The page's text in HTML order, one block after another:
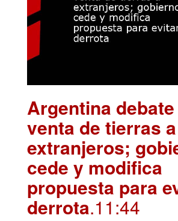
Argentina
venta de tierras a
extranjeros;
cede y modifica
propuesta para
derrota.11:44